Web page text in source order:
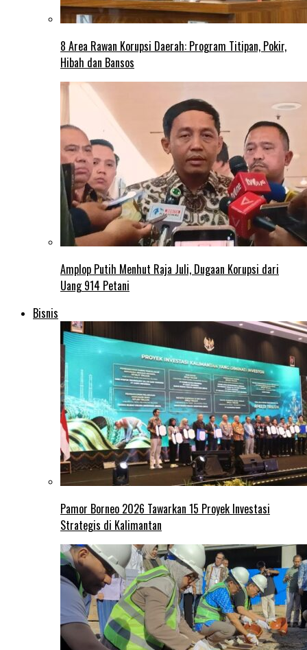
8 Area Rawan Korupsi Daerah: Program Titipan, Pokir,
Hibah dan Bansos
Amplop Putih Menhut Raja Juli, Dugaan Korupsi dari
Uang 914 Petani
Bisnis
Pamor Borneo 2026 Tawarkan 15 Proyek Investasi
Strategis di Kalimantan